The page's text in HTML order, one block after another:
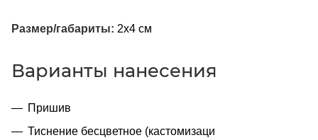
Размер/габариты: 2х4 см
Варианты нанесения
Пришив
Тиснение бесцветное (кастомизаци